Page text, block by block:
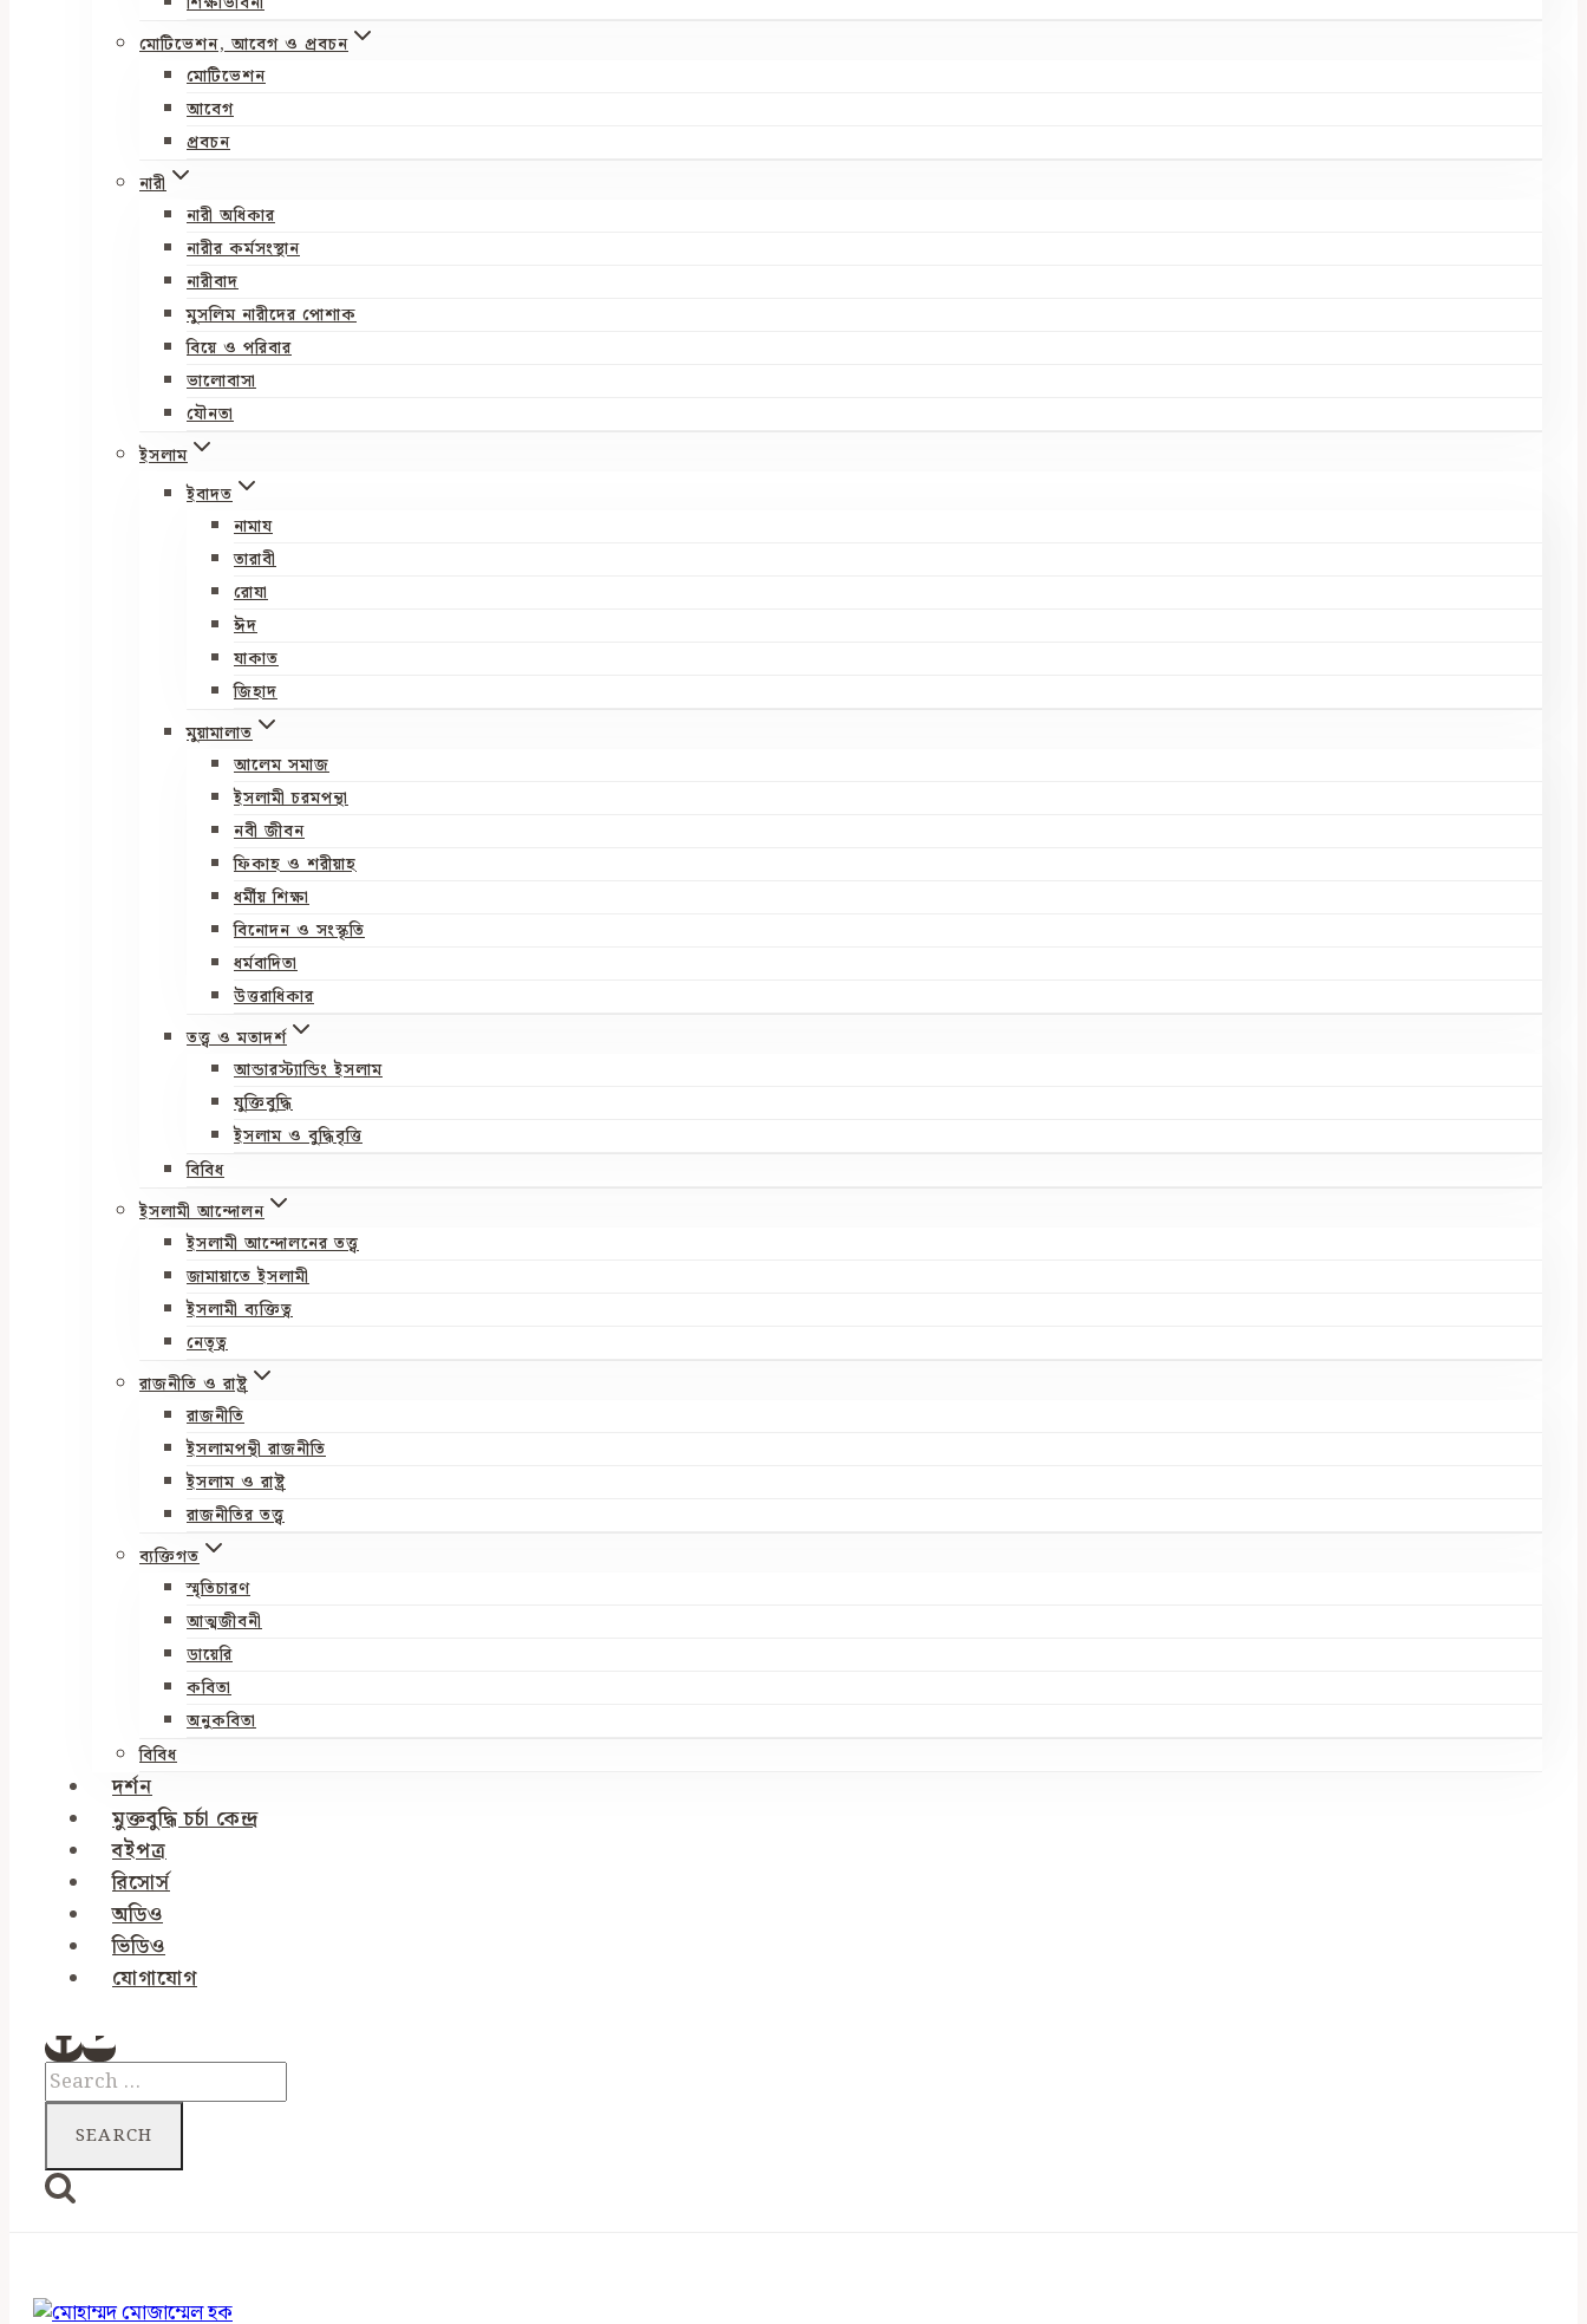
মোটিভেশন, আবেগ ও প্রবচন
মোটিভেশন
আবেগ
প্রবচন
নারী
নারী অধিকার
নারীর কর্মসংস্থান
নারীবাদ
মুসলিম নারীদের পোশাক
বিয়ে ও পরিবার
ভালোবাসা
যৌনতা
ইসলাম
ইবাদত
নামায
তারাবী
রোযা
ঈদ
যাকাত
জিহাদ
মুয়ামালাত
আলেম সমাজ
ইসলামী চরমপন্থা
নবী জীবন
ফিকাহ ও শরীয়াহ
ধর্মীয় শিক্ষা
বিনোদন ও সংস্কৃতি
ধর্মবাদিতা
উত্তরাধিকার
তত্ত্ব ও মতাদর্শ
আন্ডারস্ট্যান্ডিং ইসলাম
যুক্তিবুদ্ধি
ইসলাম ও বুদ্ধিবৃত্তি
বিবিধ
ইসলামী আন্দোলন
ইসলামী আন্দোলনের তত্ত্ব
জামায়াতে ইসলামী
ইসলামী ব্যক্তিত্ব
নেতৃত্ব
রাজনীতি ও রাষ্ট্র
রাজনীতি
ইসলামপন্থী রাজনীতি
ইসলাম ও রাষ্ট্র
রাজনীতির তত্ত্ব
ব্যক্তিগত
স্মৃতিচারণ
আত্মজীবনী
ডায়েরি
কবিতা
অনুকবিতা
বিবিধ
দর্শন
মুক্তবুদ্ধি চর্চা কেন্দ্র
বইপত্র
রিসোর্স
অডিও
ভিডিও
যোগাযোগ
Search
for: